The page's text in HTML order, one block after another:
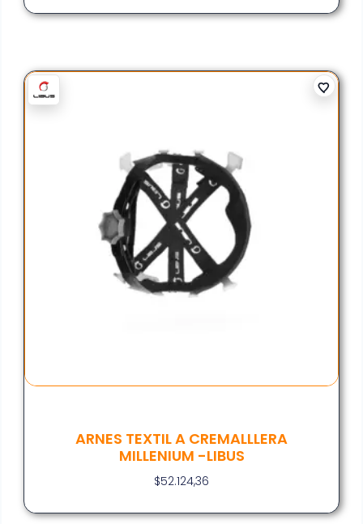
ARNES TEXTIL A CREMALLLERA
MILLENIUM -LIBUS
$52.124,36